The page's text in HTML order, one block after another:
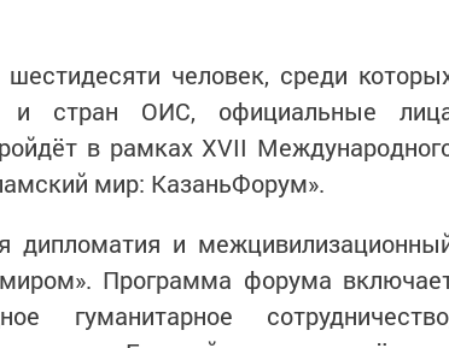
человек, среди
и стран ОИС, официальные
в рамках XVII
мир: КазаньФорум».
и
Программа форума
гуманитарное